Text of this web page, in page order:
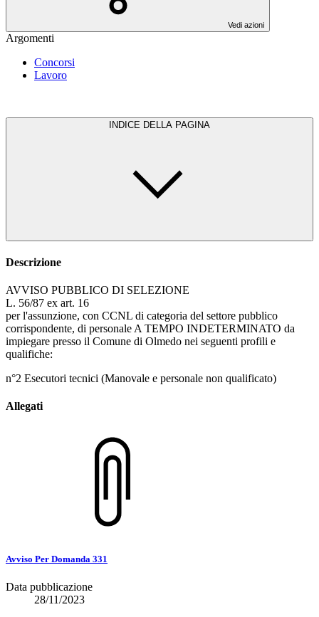
Vedi azioni
Argomenti
Concorsi
Lavoro
INDICE DELLA PAGINA
Descrizione
AVVISO PUBBLICO DI SELEZIONE
L. 56/87 ex art. 16
per l'assunzione, con CCNL di categoria del settore pubblico
corrispondente, di personale A TEMPO INDETERMINATO da
impiegare presso il Comune di Olmedo nei seguenti profili e
qualifiche:
n°2 Esecutori tecnici (Manovale e personale non qualificato)
Allegati
Avviso Per Domanda 331
Data pubblicazione
28/11/2023